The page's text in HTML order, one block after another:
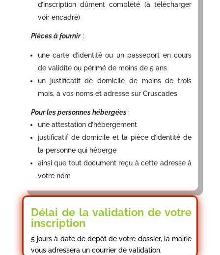
d’inscription dûment complété (à télécharger
voir encadré)
Pièces à fournir:
une carte d’identité ou un passeport en cours
de validité ou périmé de moins de 5 ans
un justificatif de domicile de moins de trois
mois, à vos noms et adresse sur Cruscades
Pour les personnes hébergées :
une attestation d’hébergement
justificatif de domicile et la pièce d’identité de
la personne qui héberge
ainsi que tout document reçu à cette adresse à
votre nom
Délai de la validation de votre
inscription
5 jours à date de dépôt de votre dossier, la mairie
vous adressera un courrier de validation.